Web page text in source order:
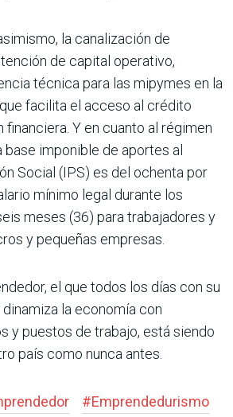
la canali­zación de
de capital operativo,
técnica para las mipymes en la
facilita el acceso al crédito
finan­ciera. Y en cuanto al régimen
base imponible de aportes al
Social (IPS) es del ochenta por
mínimo legal durante los
meses (36) para trabajado­res y
y pequeñas empresas.
el que todos los días con su
la economía con
y pues­tos de trabajo, está siendo
país como nunca antes.
#Emprendedu­rismo